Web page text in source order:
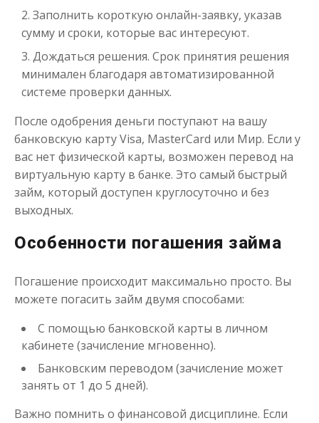
Заполнить короткую онлайн-заявку, указав
сумму и сроки, которые вас интересуют.
Дождаться решения. Срок принятия решения
минимален благодаря автоматизированной
системе проверки данных.
После одобрения деньги поступают на вашу
банковскую карту Visa, MasterCard или Мир. Если у
вас нет физической карты, возможен перевод на
виртуальную карту в банке. Это самый быстрый
займ, который доступен круглосуточно и без
выходных.
Особенности погашения займа
Погашение происходит максимально просто. Вы
можете погасить займ двумя способами:
С помощью банковской карты в личном
кабинете (зачисление мгновенно).
Банковским переводом (зачисление может
занять от 1 до 5 дней).
Важно помнить о финансовой дисциплине. Если